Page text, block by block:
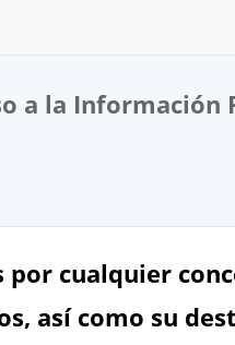
a la Información
por cualquier
así como su